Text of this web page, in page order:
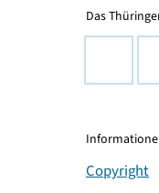
Das
Copyright